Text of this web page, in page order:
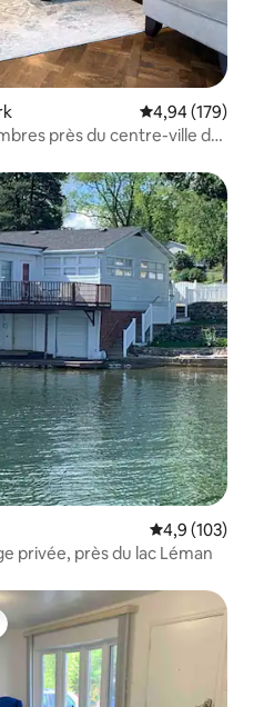
Évaluation
4,94 (179)
près du centre-ville de
Évaluation
4,9 (103)
privée, près du lac Léman
plus appréciés